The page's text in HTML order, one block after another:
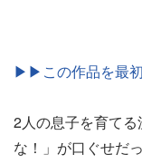
▶▶この作品を最
2人の息子を育て
な！」が口ぐせだ